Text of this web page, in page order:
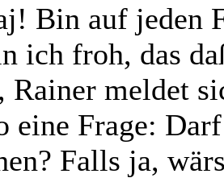
Bin auf jeden
ich froh, das
Rainer meldet
eine Frage:
Falls ja,